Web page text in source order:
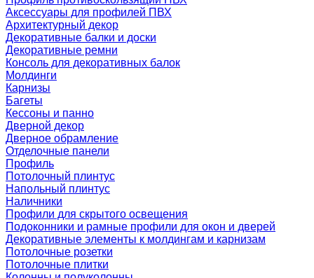
Аксессуары для профилей ПВХ
Архитектурный декор
Декоративные балки и доски
Декоративные ремни
Консоль для декоративных балок
Молдинги
Карнизы
Багеты
Кессоны и панно
Дверной декор
Дверное обрамление
Отделочные панели
Профиль
Потолочный плинтус
Напольный плинтус
Наличники
Профили для скрытого освещения
Подоконники и рамные профили для окон и дверей
Декоративные элементы к молдингам и карнизам
Потолочные розетки
Потолочные плитки